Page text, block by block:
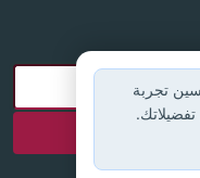
تجربة